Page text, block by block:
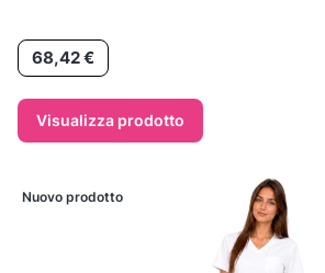
Prezzo
68,42 €
Visualizza prodotto
Nuovo prodotto